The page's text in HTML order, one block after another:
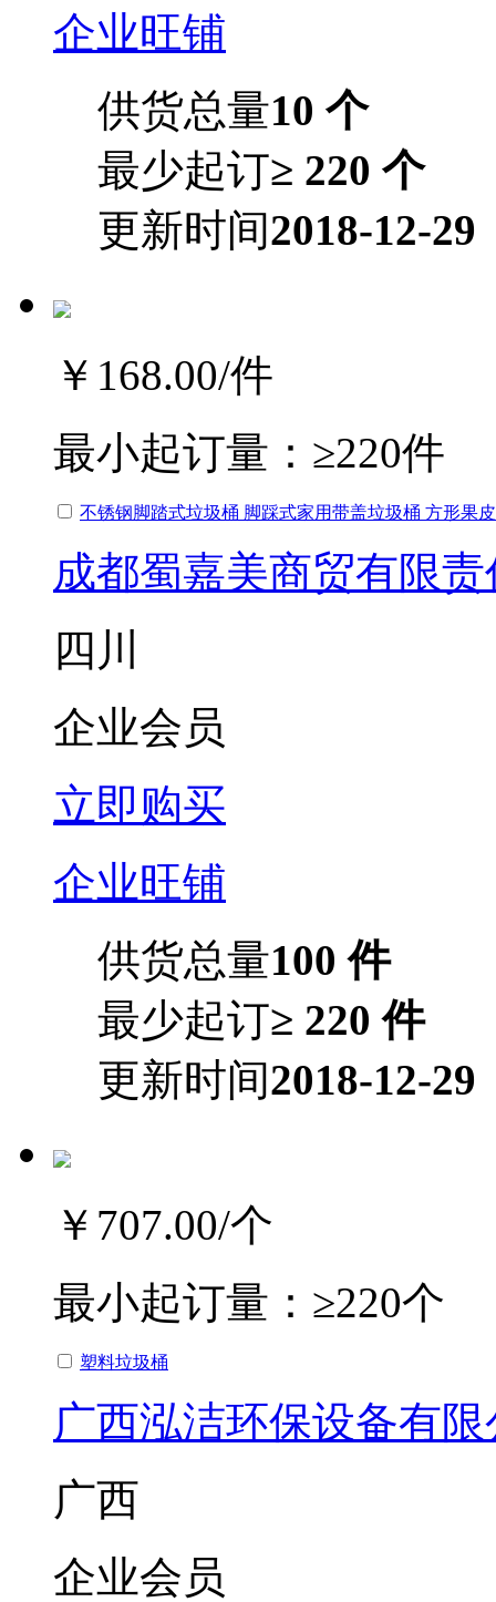
企业旺铺
供货总量10 个
最少起订≥ 220 个
更新时间2018-12-29
￥168.00/件
最小起订量： ≥220件
不锈钢脚踏式垃圾桶 脚踩式家用带盖垃圾桶 方形果
成都蜀嘉美商贸有限
四川
企业会员
立即购买
企业旺铺
供货总量100 件
最少起订≥ 220 件
更新时间2018-12-29
￥707.00/个
最小起订量： ≥220个
塑料垃圾桶
广西泓洁环保设备有
广西
企业会员